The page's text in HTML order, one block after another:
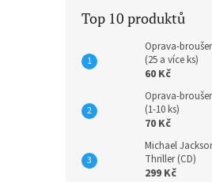
Top 10 produktů
Oprava-
(25 a více ks)
60 Kč
Oprava-
(1-10 ks)
70 Kč
Michael
Thriller (CD)
299 Kč